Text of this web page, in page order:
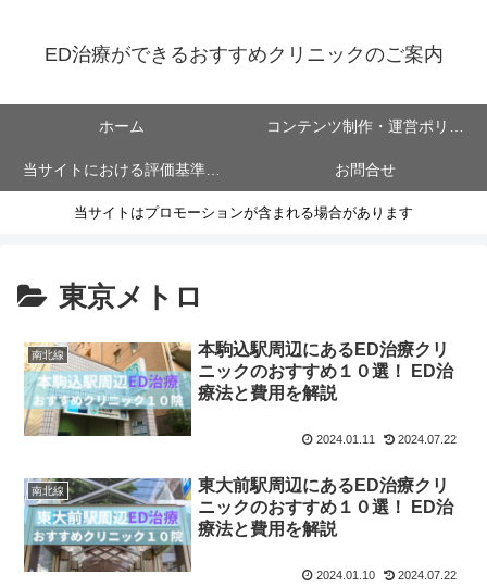
ED治療ができるおすすめクリニックのご案内
ホーム コンテンツ制作・運営ポリシ
ー
当サイトにおける評価基準に
ついて
お問合せ
当サイトはプロモーションが含まれる場合があります
東京メトロ
南北線
本駒込駅周辺にあるED治療クリ
ニックのおすすめ１０選！ ED治
療法と費用を解説
2024.01.11 2024.07.22
南北線
東大前駅周辺にあるED治療クリ
ニックのおすすめ１０選！ ED治
療法と費用を解説
2024.01.10 2024.07.22